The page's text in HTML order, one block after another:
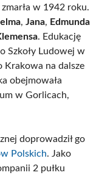
zmarła w 1942 roku.
, Jana, Edmunda
. Edukację
Szkoły Ludowej w
Krakowa na dalsze
obejmowała
w Gorlicach,
doprowadził go
Polskich. Jako
2 pułku